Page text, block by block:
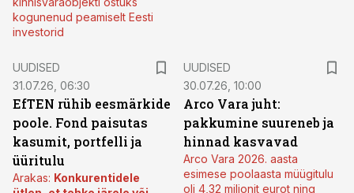
kogunenud peamiselt Eesti
investorid
UUDISED
31.07.26, 06:30
EfTEN rühib eesmärkide
poole. Fond paisutas
kasumit, portfelli ja
üüritulu
Arakas: Konkurentidele
UUDISED
30.07.26, 10:00
Arco Vara juht:
pakkumine suureneb ja
hinnad kasvavad
Arco Vara 2026. aasta
esimese poolaasta müügitulu
oli 4,32 miljonit eurot ning